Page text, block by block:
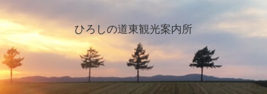
ひろしの道東観光案内所